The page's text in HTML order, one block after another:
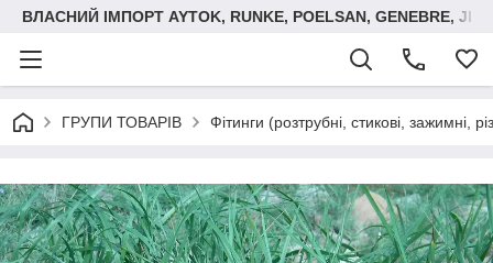
ВЛАСНИЙ ІМПОРТ AYTOK, RUNKE, POELSAN, GENEBRE,
ГРУПИ ТОВАРІВ Фітинги (розтрубні, стикові, зажимні,